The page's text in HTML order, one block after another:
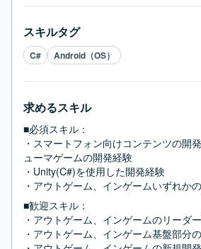
スキルタグ
C# Android（OS）
求めるスキル
■必須スキル：
・スマートフォン向けコンテンツの開
ューマゲームの開発経験
・Unity(C#)を使用した開発経験
・アウトゲーム、インゲームいずれか
■歓迎スキル：
・アウトゲーム、インゲームのリーダ
・アウトゲーム、インゲーム基盤部分